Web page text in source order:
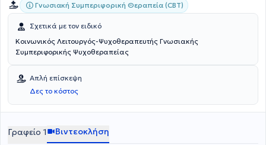
Γνωσιακή Συμπεριφορική Θεραπεία (CBT)
Σχετικά με τον ειδικό
Κοινωνικός Λειτουργός-Ψυχοθεραπευτής Γνωσιακής
Συμπεριφορικής Ψυχοθεραπείας
Απλή επίσκεψη
Δες το κόστος
Γραφείο 1 Βιντεοκλήση